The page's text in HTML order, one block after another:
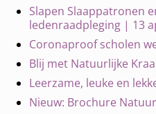
Slapen Slaappatronen
ledenraadpleging | 13
Coronaproof scholen
Blij met Natuurlijke
Leerzame, leuke en
Nieuw: Brochure